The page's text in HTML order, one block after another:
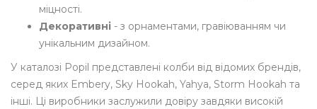
міцності.
Декоративні - з орнаментами, гравіюванням чи
унікальним дизайном.
У каталозі Popil представлені колби від відомих брендів,
серед яких Embery, Sky Hookah, Yahya, Storm Hookah та
інші. Ці виробники заслужили довіру завдяки високій